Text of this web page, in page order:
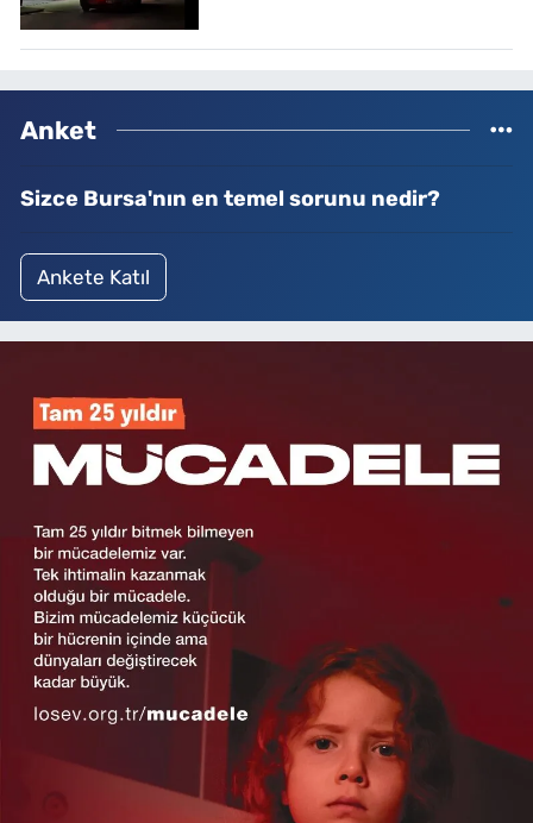
Anket
Sizce Bursa'nın en temel sorunu nedir?
Ankete Katıl